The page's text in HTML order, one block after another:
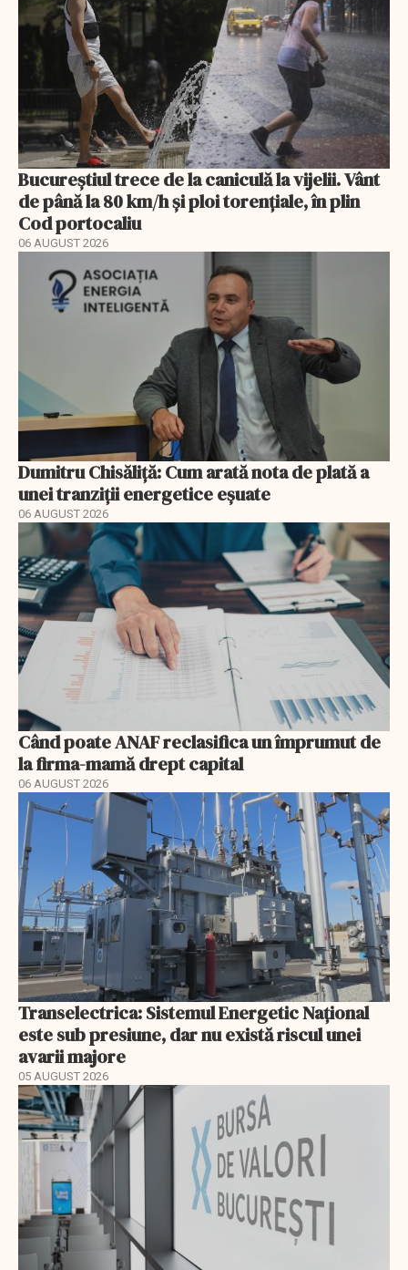
Bucureștiul trece de la caniculă la vijelii. Vânt
de până la 80 km/h și ploi torențiale, în plin
Cod portocaliu
06 AUGUST 2026
Dumitru Chisăliță: Cum arată nota de plată a
unei tranziții energetice eșuate
06 AUGUST 2026
Când poate ANAF reclasifica un împrumut de
la firma-mamă drept capital
06 AUGUST 2026
Transelectrica: Sistemul Energetic Național
este sub presiune, dar nu există riscul unei
avarii majore
05 AUGUST 2026